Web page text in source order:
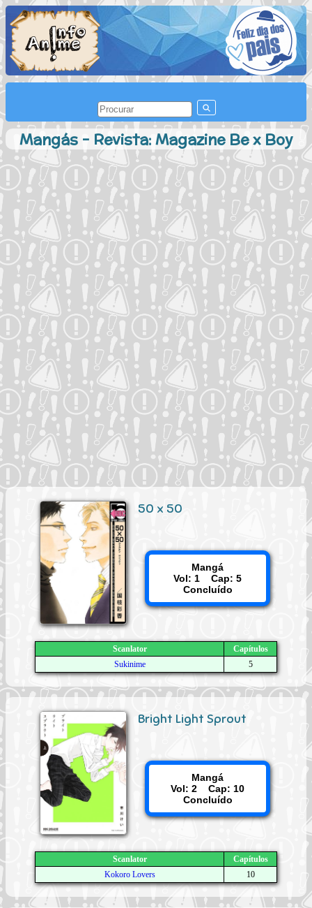
Mangás - Revista: Magazine Be x Boy
50 x 50
Mangá
Vol: 1 Cap: 5
Concluído
Scanlator
Capítulos
Sukinime
5
Bright Light Sprout
Mangá
Vol: 2 Cap: 10
Concluído
Scanlator
Capítulos
Kokoro Lovers
10